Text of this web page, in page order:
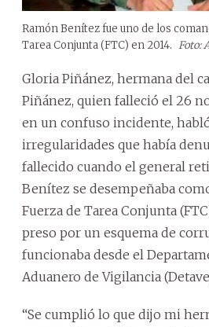
Ramón Benítez fue uno de los
Tarea Conjunta (FTC) en 2014. Foto:
Gloria Piñánez, hermana del
Piñánez, quien falleció el 26
en un confuso incidente,
irregularidades que había
fallecido cuando el general
Benítez se desempeñaba
Fuerza de Tarea Conjunta
preso por un esquema de
funcionaba desde el
Aduanero de Vigilancia
“Se cumplió lo que dijo mi